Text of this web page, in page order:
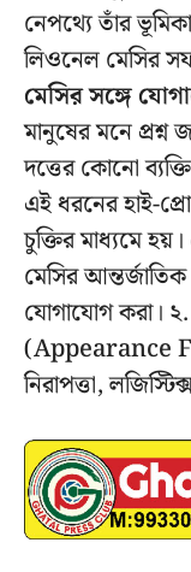
নেপথ্যে তাঁর
লিওনেল মেসির
মেসির সঙ্গে
মানুষের মনে প্রশ্ন
দত্তের কোনো
এই ধরনের হাই-
চুক্তির মাধ্যমে
মেসির
যোগাযোগ করা। ২.
(Appearance
নিরাপত্তা,